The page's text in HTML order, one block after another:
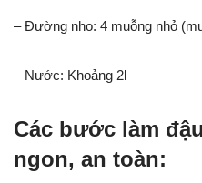
– Đường nho: 4 muỗng nhỏ
– Nước: Khoảng 2l
Các bước làm
ngon, an toàn: